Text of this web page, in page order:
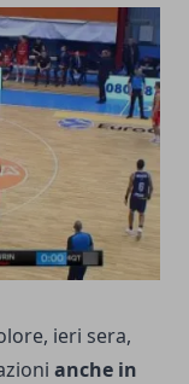
ieri sera,
anche in